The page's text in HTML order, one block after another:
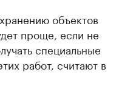
объектов
проще, если не
специальные
работ, считают в